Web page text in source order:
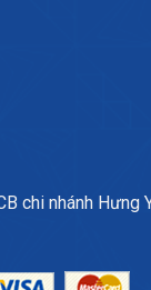
chi nhánh Hưng